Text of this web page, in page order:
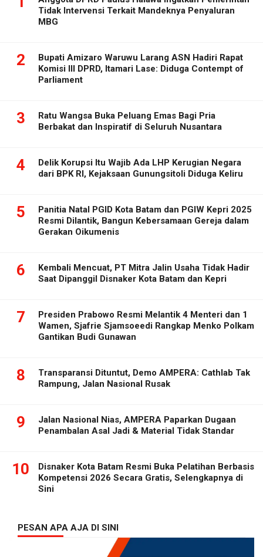
Tidak Intervensi Terkait Mandeknya Penyaluran
MBG
2
Bupati Amizaro Waruwu Larang ASN Hadiri Rapat
Komisi III DPRD, Itamari Lase: Diduga Contempt of
Parliament
3
Ratu Wangsa Buka Peluang Emas Bagi Pria
Berbakat dan Inspiratif di Seluruh Nusantara
4
Delik Korupsi Itu Wajib Ada LHP Kerugian Negara
dari BPK RI, Kejaksaan Gunungsitoli Diduga Keliru
5
Panitia Natal PGID Kota Batam dan PGIW Kepri 2025
Resmi Dilantik, Bangun Kebersamaan Gereja dalam
Gerakan Oikumenis
6
Kembali Mencuat, PT Mitra Jalin Usaha Tidak Hadir
Saat Dipanggil Disnaker Kota Batam dan Kepri
7
Presiden Prabowo Resmi Melantik 4 Menteri dan 1
Wamen, Sjafrie Sjamsoeedi Rangkap Menko Polkam
Gantikan Budi Gunawan
8
Transparansi Dituntut, Demo AMPERA: Cathlab Tak
Rampung, Jalan Nasional Rusak
9
Jalan Nasional Nias, AMPERA Paparkan Dugaan
Penambalan Asal Jadi & Material Tidak Standar
10
Disnaker Kota Batam Resmi Buka Pelatihan Berbasis
Kompetensi 2026 Secara Gratis, Selengkapnya di
Sini
PESAN APA AJA DI SINI